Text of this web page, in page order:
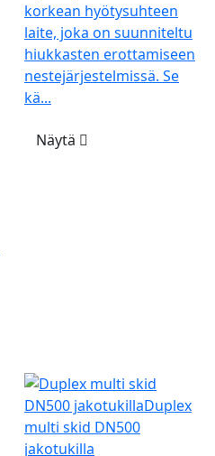
korkean hyötysuhteen
laite, joka on suunniteltu
hiukkasten erottamiseen
nestejärjestelmissä. Se
kä...
Näytä